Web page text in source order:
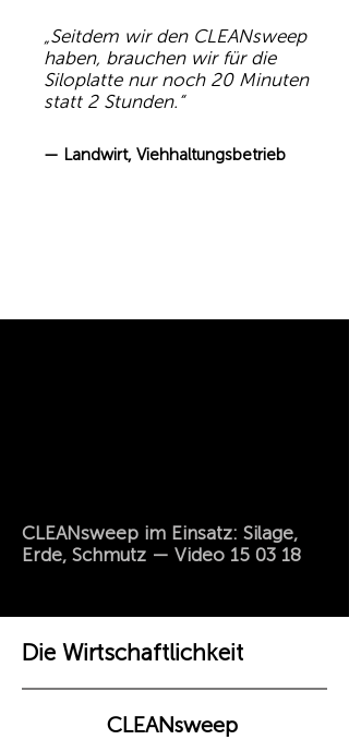
„Seitdem wir den CLEANsweep
haben, brauchen wir für die
Siloplatte nur noch 20 Minuten
statt 2 Stunden.“
— Landwirt, Viehhaltungsbetrieb
CLEANsweep im Einsatz: Silage,
Erde, Schmutz — Video 15 03 18
Die Wirtschaftlichkeit
CLEANsweep